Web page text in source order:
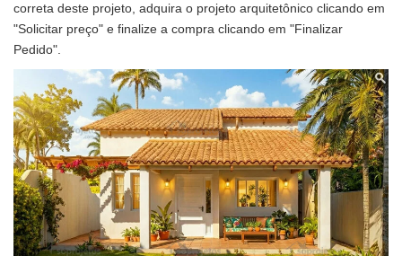
correta deste projeto, adquira o projeto arquitetônico clicando em
"Solicitar preço" e finalize a compra clicando em "Finalizar
Pedido".